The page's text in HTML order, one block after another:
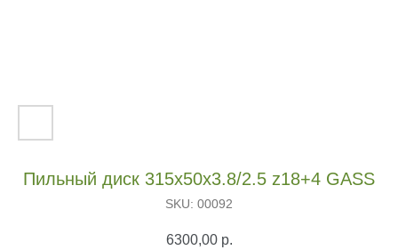
Пильный диск 315х50х3.8/2.5 z18+4 GASS
SKU: 00092
6300,00 р.